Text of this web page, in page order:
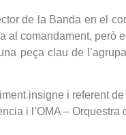
de la Banda en el
comandament, però
peça clau de
insigne i referent de
i l’OMA – Orquestra